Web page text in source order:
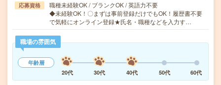
応募資格
職種未経験OK / ブランクOK / 英語力不要
◆未経験OK！〇まずは事前登録だけでもOK！履歴書不要
で気軽にオンライン登録★氏名・職種などを入力す…
職場の雰囲気
年齢層
20代
30代 40代 50代 60代